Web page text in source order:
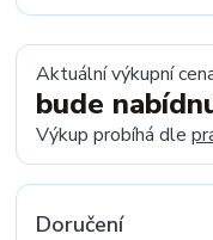
Aktuální výkupní
bude
Výkup probíhá dle
Doručení